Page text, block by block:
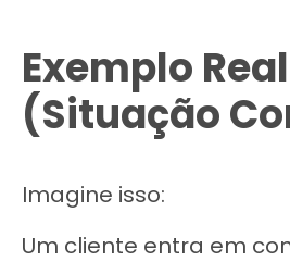
Exemplo Real
(Situação
Imagine isso:
Um cliente entra em